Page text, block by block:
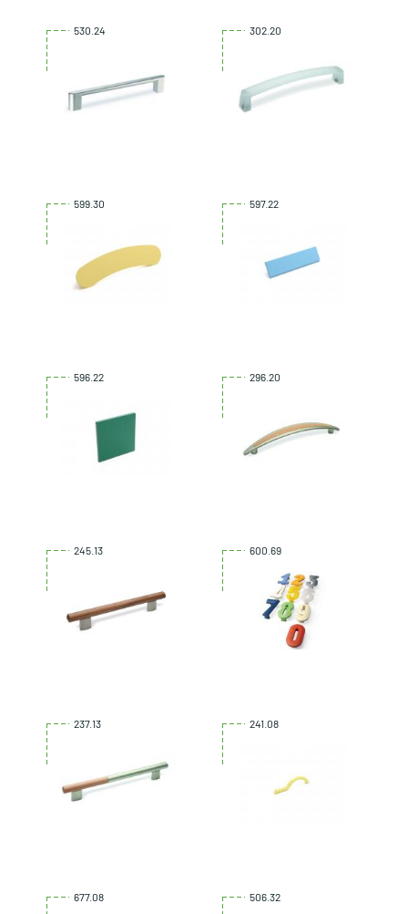
530.24 302.20
599.30 597.22
596.22 296.20
245.13 600.69
237.13 241.08
677.08 506.32